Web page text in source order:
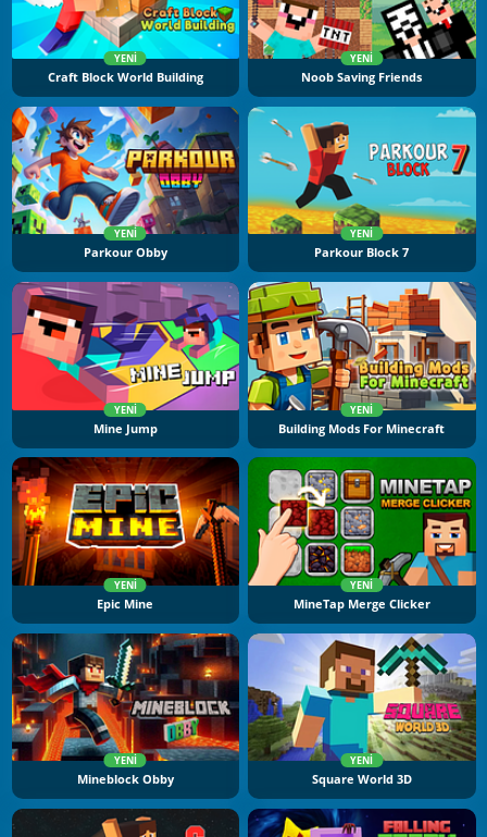
YENI
Craft Block World Building
YENI
Noob Saving Friends
YENI
Parkour Obby
YENI
Parkour Block 7
YENI
Mine Jump
YENI
Building Mods For Minecraft
YENI
Epic Mine
YENI
MineTap Merge Clicker
YENI
Mineblock Obby
YENI
Square World 3D